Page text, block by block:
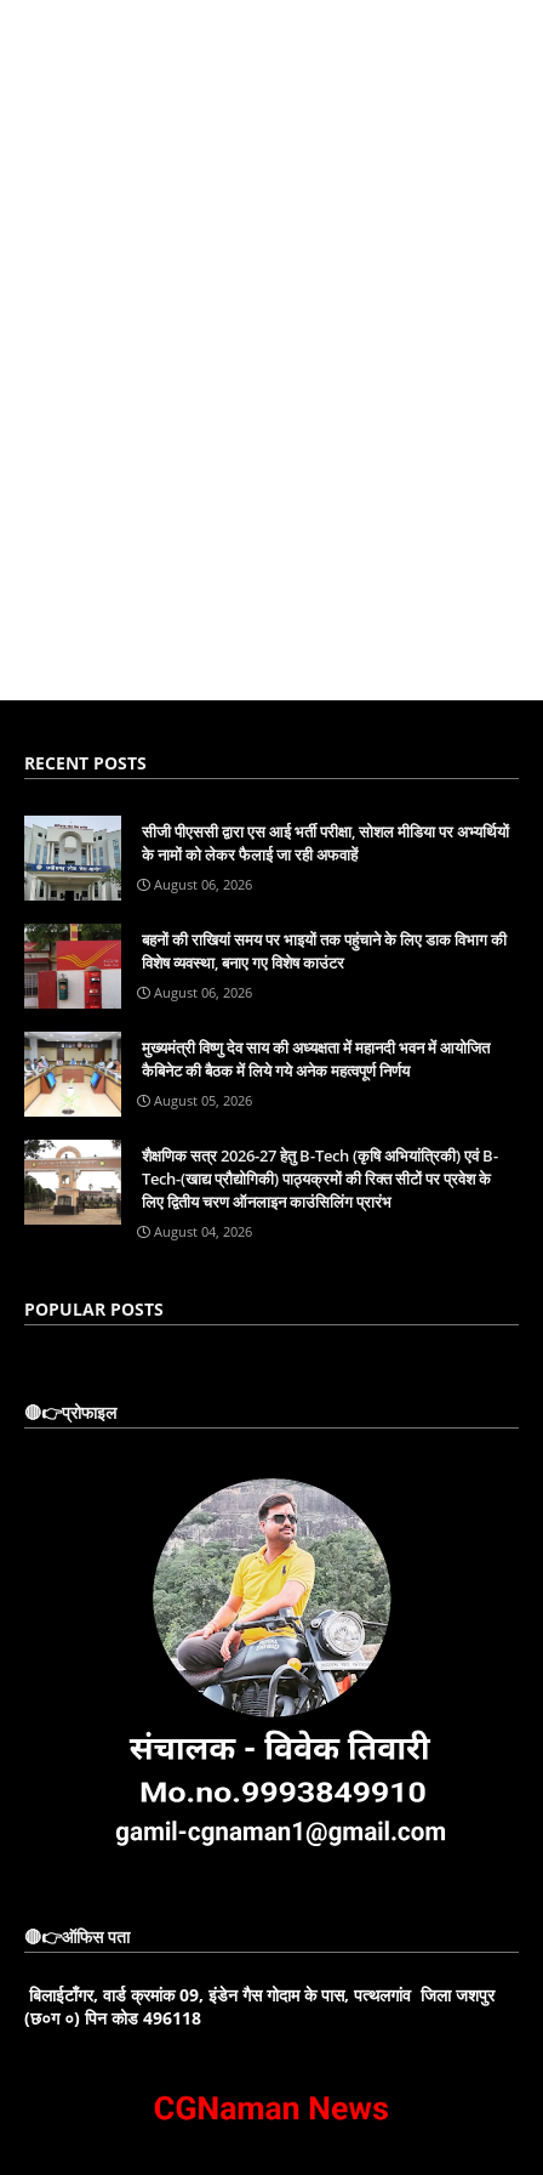
RECENT POSTS
सीजी पीएससी द्वारा एस आई भर्ती परीक्षा, सोशल मीडिया पर अभ्यर्थियों
के नामों को लेकर फैलाई जा रही अफवाहें
August 06, 2026
बहनों की राखियां समय पर भाइयों तक पहुंचाने के लिए डाक विभाग की
विशेष व्यवस्था, बनाए गए विशेष काउंटर
August 06, 2026
मुख्यमंत्री विष्णु देव साय की अध्यक्षता में महानदी भवन में आयोजित
कैबिनेट की बैठक में लिये गये अनेक महत्वपूर्ण निर्णय
August 05, 2026
शैक्षणिक सत्र 2026-27 हेतु B-Tech (कृषि अभियांत्रिकी) एवं B-
Tech-(खाद्य प्रौद्योगिकी) पाठ्यक्रमों की रिक्त सीटों पर प्रवेश के
लिए द्वितीय चरण ऑनलाइन काउंसिलिंग प्रारंभ
August 04, 2026
POPULAR POSTS
🔴👉प्रोफाइल
🔴👉ऑफिस पता
बिलाईटाँगर, वार्ड क्रमांक 09, इंडेन गैस गोदाम के पास, पत्थलगांव जिला जशपुर
(छ०ग ०) पिन कोड 496118